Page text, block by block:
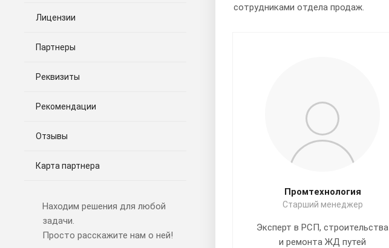
сотрудниками отдела продаж.
Промтехнология
Старший менеджер
Эксперт в РСП, строительства
и ремонта ЖД путей
Лицензии
Партнеры
Реквизиты
Рекомендации
Отзывы
Карта партнера
Находим решения для любой
задачи.
Просто расскажите нам о ней!